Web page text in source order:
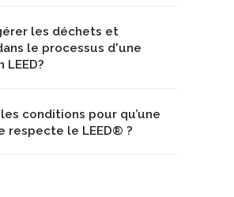
les déchets et
le processus d'une
conditions pour qu’une
respecte le LEED® ?